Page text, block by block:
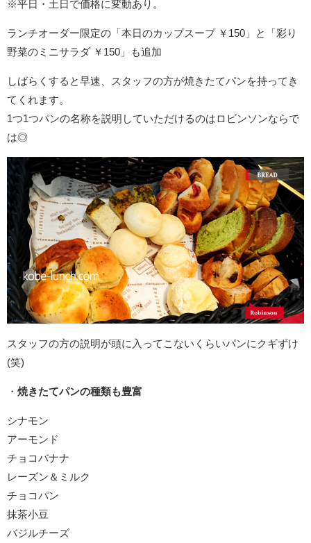
※平日・土日で価格に変動あり。
ランチオーダー限定の「本日のカップスープ ￥150」と「彩り
野菜のミニサラダ ￥150」も追加
しばらくすると早速、スタッフの方が焼きたてパンを持ってき
てくれます。
1つ1つパンの名称を説明していただけるのはロビンソンならで
は◎
スタッフの方の説明が頭に入ってこないくらいパンにクギずけ
(笑)
・ 焼きたてパンの種類も豊富
シナモン
アーモンド
チョコバナナ
レーズン＆ミルク
チョコパン
抹茶小豆
バジルチーズ